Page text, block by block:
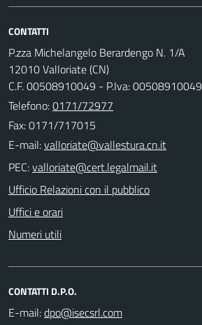
CONTATTI
P.zza Michelangelo Berardengo N. 1/A
12010 Valloriate (CN)
C.F. 00508910049 - P.Iva: 00508910049
Telefono:0171/72977
Fax: 0171/717015
E-mail:
PEC:
Ufficio Relazioni con il pubblico
Uffici e orari
Numeri utili
CONTATTI D.P.O.
E-mail: